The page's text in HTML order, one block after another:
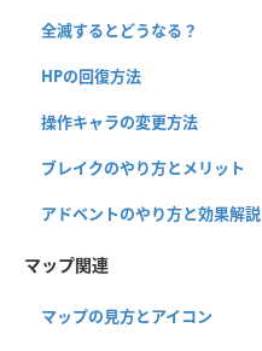
全滅するとどうなる？
HPの回復方法
操作キャラの変更方法
ブレイクのやり方とメリット
アドベントのやり方と効果解説
マップ関連
マップの見方とアイコン